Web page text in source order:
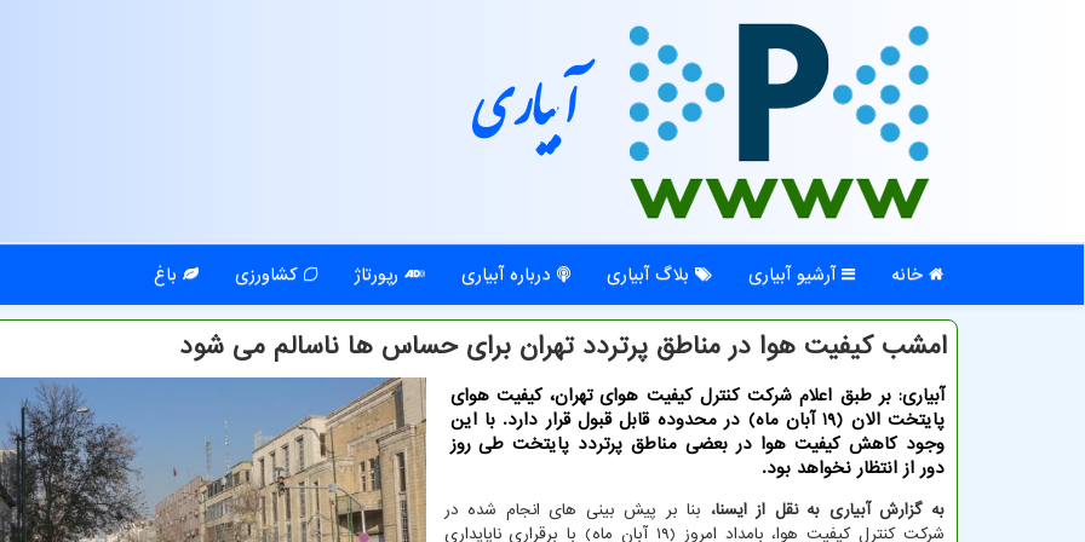
آبیاری
خانه آرشیو آبیاری بلاگ آبیاری درباره آبیاری رپورتاژ کشاورزی باغ
امشب كیفیت هوا در مناطق پرتردد تهران برای حساس ها ناسالم می شود
آبیاری: بر طبق اعلام شركت كنترل كیفیت هوای تهران، كیفیت هوای
پایتخت الان (19 آبان ماه) در محدوده قابل قبول قرار دارد. با این
وجود كاهش كیفیت هوا در بعضی مناطق پرتردد پایتخت طی روز
دور از انتظار نخواهد بود.
به گزارش آبیاری به نقل از ایسنا، بنا بر پیش بینی های انجام شده در
شرکت کنترل کیفیت هوا، بامداد امروز (۱۹ آبان ماه) با برقراری ناپایداری